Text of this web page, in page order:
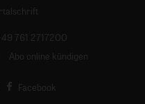
761 2717200
Abo online kündigen
Facebook